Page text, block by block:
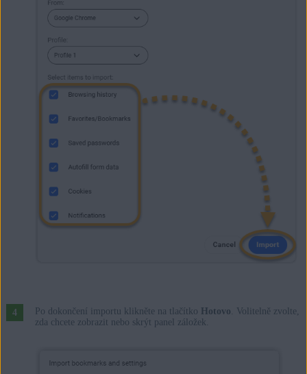
Po dokončení importu klikněte na tlačítko Hotovo. Volitelně zvolte,
zda chcete zobrazit nebo skrýt panel záložek.